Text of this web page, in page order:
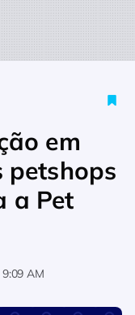
em Guarulhos para
em
petshops
a Pet
AM